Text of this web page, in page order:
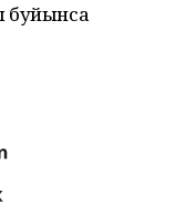
буйынса